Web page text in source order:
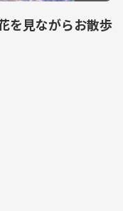
を見ながらお散歩